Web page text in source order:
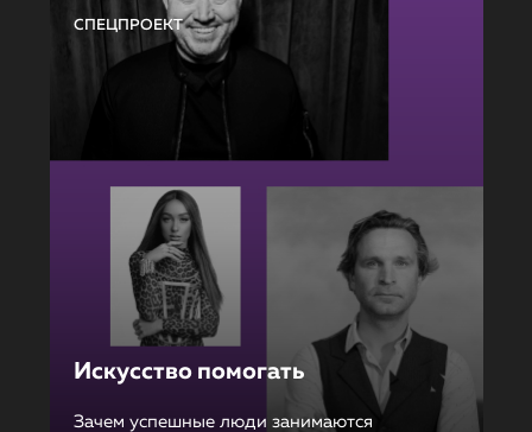
СПЕЦПРОЕКТ
Искусство помогать
Зачем успешные люди занимаются